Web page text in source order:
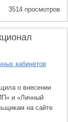
3514 просмотров
о внесении
и «Личный
на сайте